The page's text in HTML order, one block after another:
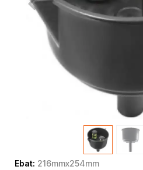
Ebat: 216mmx254mm